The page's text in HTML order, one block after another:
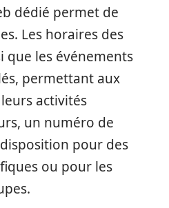
dédié permet de
Les horaires des
que les événements
permettant aux
activités
un numéro de
pour des
ou pour les